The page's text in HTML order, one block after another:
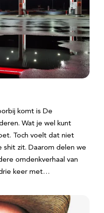
komt is De
Wat je wel kunt
Toch voelt dat niet
shit zit. Daarom delen we
omdenkverhaal van
keer met…